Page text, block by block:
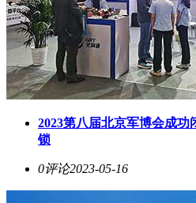
2023第八届北京军博会成
锁
0评论2023-05-16